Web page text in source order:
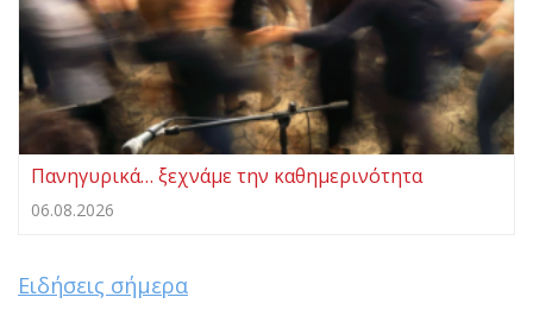
Πανηγυρικά… ξεχνάμε την καθημερινότητα
06.08.2026
Ειδήσεις σήμερα